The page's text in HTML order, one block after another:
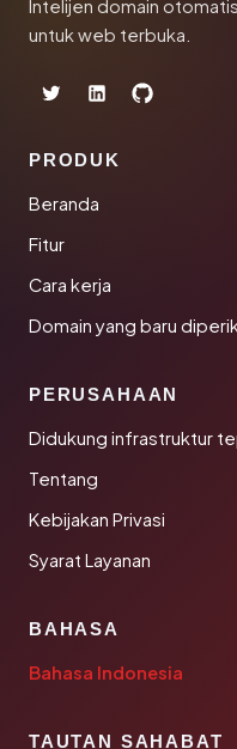
Intelijen domain
untuk web terbuka.
PRODUK
Beranda
Fitur
Cara kerja
Domain yang baru
PERUSAHAAN
Didukung infrastruktur
Tentang
Kebijakan Privasi
Syarat Layanan
BAHASA
Bahasa Indonesia
TAUTAN SAHABAT